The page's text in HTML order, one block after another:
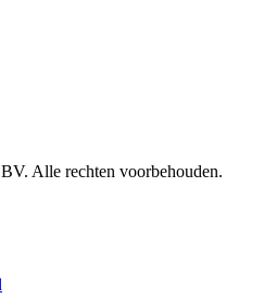
Alle rechten voorbehouden.